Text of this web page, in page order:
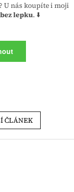
U nás koupíte i moji
lepku. ⬇️
ČLÁNEK